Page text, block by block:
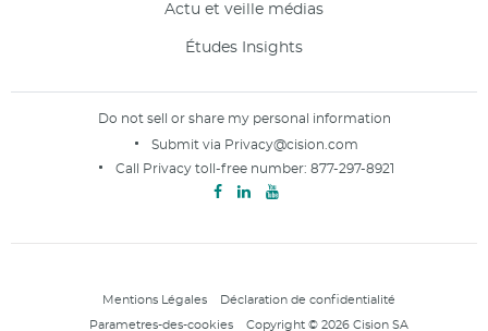
Actu et veille médias
Études Insights
Do not sell or share my personal information
Submit via Privacy@cision.com
Call Privacy toll-free number: 877-297-8921
Mentions Légales Déclaration de confidentialité
Parametres-des-cookies Copyright © 2026 Cision SA